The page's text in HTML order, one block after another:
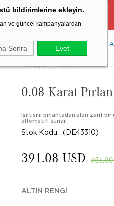
bildirimlerine ekleyin.
ve güncel kampanyalardan
Sonra Evet
Kargo Fırsatı
RENKLİ TAŞLAR PIRLANTA
Anasayfa Tüm Takı Modelleri
0.08 Karat
Işıltısını pırlantadan alan zarif
alternatifi sunar.
Stok Kodu (DE43310)
651.80
391.08 USD
ALTIN RENGI